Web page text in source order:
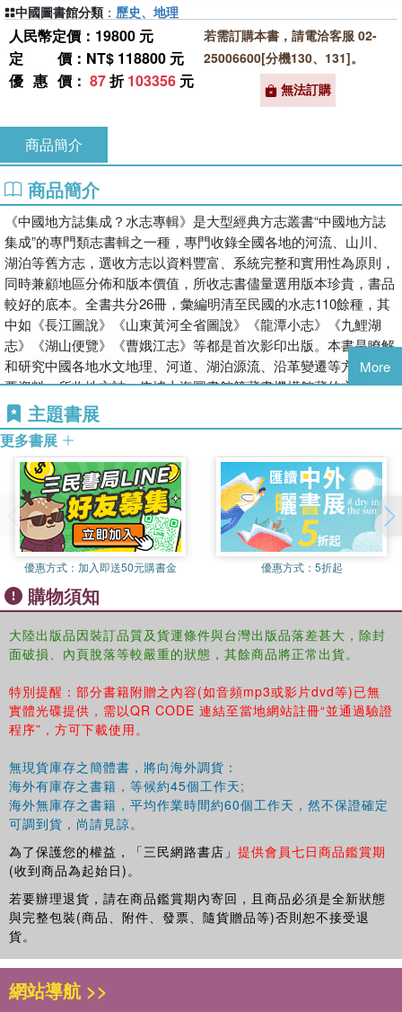
人民幣定價：19800 元
定價 ：NT$ 118800 元
優惠價 ： 87折103356 元
若需訂購本書，請電洽客服 02-
25006600[分機130、131]。
無法訂購
中國圖書館分類 ： 歷史、地理
商品簡介
商品簡介
《中國地方誌集成？水志專輯》是大型經典方志叢書“中國地方誌
集成”的專門類志書輯之一種，專門收錄全國各地的河流、山川、
湖泊等舊方志，選收方志以資料豐富、系統完整和實用性為原則，
同時兼顧地區分佈和版本價值，所收志書儘量選用版本珍貴，書品
較好的底本。全書共分26冊，彙編明清至民國的水志110餘種，其
中如《長江圖說》《山東黃河全省圖說》《龍潭小志》《九鯉湖
志》《湖山便覽》《曹娥江志》等都是首次影印出版。本書是瞭解
和研究中國各地水文地理、河道、湖泊源流、沿革變遷等方面的重
要資料，所收地方誌，依據上海圖書館等藏書機構館藏的方志為底
本影印出版。
More
主題書展
更多書展
優惠方式： 加入即送50元購書金 優惠方式： 5折起
購物須知
大陸出版品因裝訂品質及貨運條件與台灣出版品落差甚大，除封
面破損、內頁脫落等較嚴重的狀態，其餘商品將正常出貨。
特別提醒：部分書籍附贈之內容(如音頻mp3或影片dvd等)已無
實體光碟提供，需以QR CODE 連結至當地網站註冊“並通過驗證
程序”，方可下載使用。
無現貨庫存之簡體書，將向海外調貨：
海外有庫存之書籍，等候約45個工作天;
海外無庫存之書籍，平均作業時間約60個工作天，然不保證確定
可調到貨，尚請見諒。
為了保護您的權益，「三民網路書店」 提供會員七日商品鑑賞期
(收到商品為起始日)。
若要辦理退貨，請在商品鑑賞期內寄回，且商品必須是全新狀態
與完整包裝(商品、附件、發票、隨貨贈品等)否則恕不接受退
貨。
網站導航 >>